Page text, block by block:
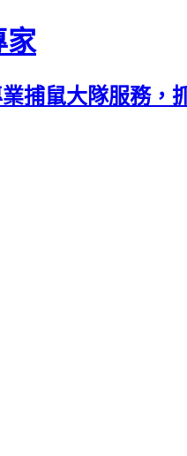
家
捕鼠大隊服務